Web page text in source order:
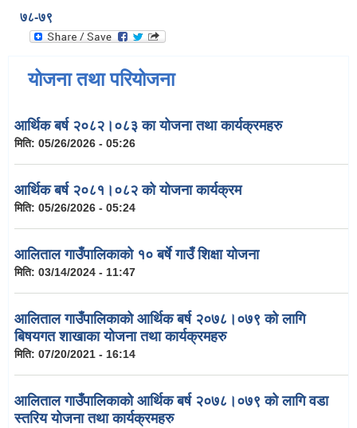
७८-७९
योजना तथा परियोजना
आर्थिक बर्ष २०८२।०८३ का योजना तथा कार्यक्रमहरु
मिति: 05/26/2026 - 05:26
आर्थिक बर्ष २०८१।०८२ को योजना कार्यक्रम
मिति: 05/26/2026 - 05:24
आलिताल गाउँपालिकाको १० बर्षे गाउँ शिक्षा योजना
मिति: 03/14/2024 - 11:47
आलिताल गाउँपालिकाको आर्थिक बर्ष २०७८।०७९ को लागि
बिषयगत शाखाका योजना तथा कार्यक्रमहरु
मिति: 07/20/2021 - 16:14
आलिताल गाउँपालिकाको आर्थिक बर्ष २०७८।०७९ को लागि वडा
स्तरिय योजना तथा कार्यक्रमहरु